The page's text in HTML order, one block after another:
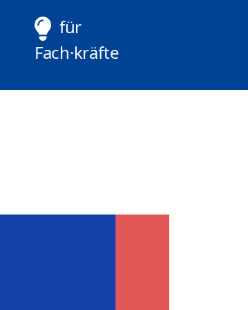
für
Fach·kräfte